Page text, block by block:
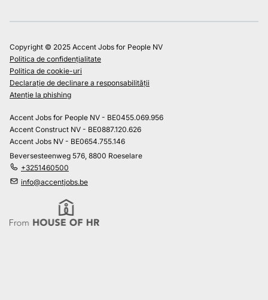
Copyright © 2025 Accent Jobs for People NV
Politica de confidențialitate
Politica de cookie-uri
Declarație de declinare a responsabilității
Atenție la phishing
Accent Jobs for People NV - BE0455.069.956
Accent Construct NV - BE0887.120.626
Accent Jobs NV - BE0654.755.146
Beversesteenweg 576, 8800 Roeselare
+3251460500
info@accentjobs.be